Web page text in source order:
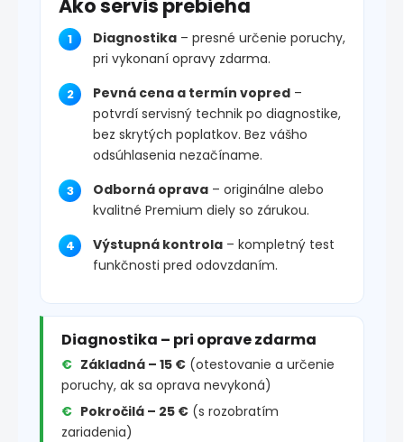
Ako servis prebieha
Diagnostika – presné určenie poruchy,
pri vykonaní opravy zdarma.
Pevná cena a termín vopred –
potvrdí servisný technik po diagnostike,
bez skrytých poplatkov. Bez vášho
odsúhlasenia nezačíname.
Odborná oprava – originálne alebo
kvalitné Premium diely so zárukou.
Výstupná kontrola – kompletný test
funkčnosti pred odovzdaním.
Diagnostika – pri oprave zdarma
Základná – 15 € (otestovanie a určenie
poruchy, ak sa oprava nevykoná)
Pokročilá – 25 € (s rozobratím
zariadenia)